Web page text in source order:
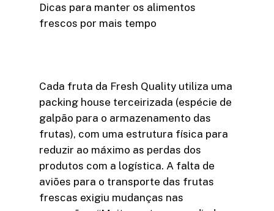
Dicas para manter os alimentos
frescos por mais tempo
Cada fruta da Fresh Quality utiliza uma
packing house terceirizada (espécie de
galpão para o armazenamento das
frutas), com uma estrutura física para
reduzir ao máximo as perdas dos
produtos com a logística. A falta de
aviões para o transporte das frutas
frescas exigiu mudanças nas